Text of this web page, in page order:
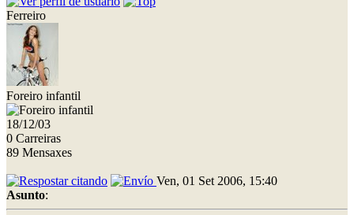
Ferreiro
Foreiro infantil
18/12/03
0 Carreiras
89 Mensaxes
Ven, 01 Set 2006, 15:40
Asunto: